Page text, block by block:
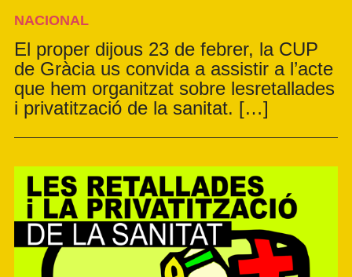
NACIONAL
El proper dijous 23 de febrer, la CUP
de Gràcia us convida a assistir a l’acte
que hem organitzat sobre lesretallades
i privatització de la sanitat. […]